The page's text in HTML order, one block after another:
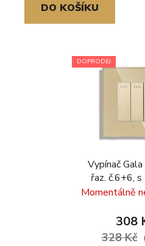
DO KOŠÍKU
DOPRODEJ
Vypínač
řaz. č.6+6,
skleněný
Momentálně
308
328 Kč